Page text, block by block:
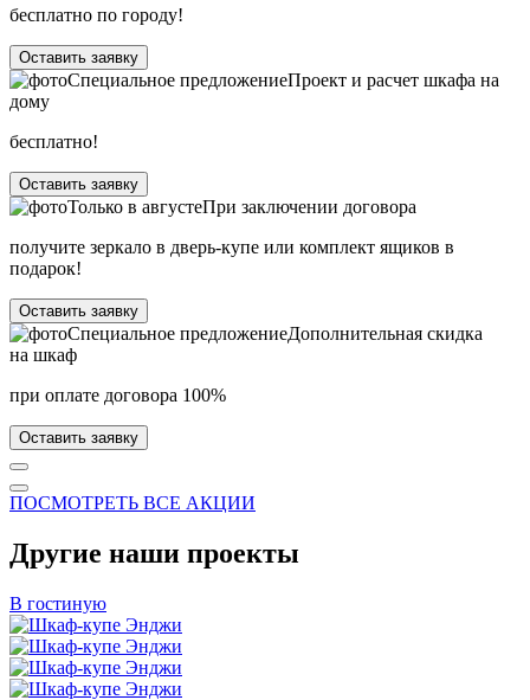
бесплатно по городу!
Оставить заявку
Специальное предложениеПроект и расчет шкафа на
дому
бесплатно!
Оставить заявку
Только в августеПри заключении договора
получите зеркало в дверь-купе или комплект ящиков в
подарок!
Оставить заявку
Специальное предложениеДополнительная скидка
на шкаф
при оплате договора 100%
Оставить заявку
ПОСМОТРЕТЬ ВСЕ АКЦИИ
Другие наши проекты
В гостиную